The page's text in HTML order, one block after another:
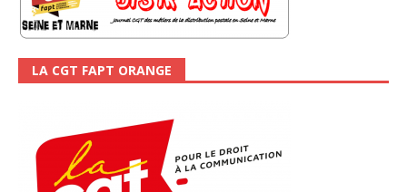
LA CGT FAPT ORANGE